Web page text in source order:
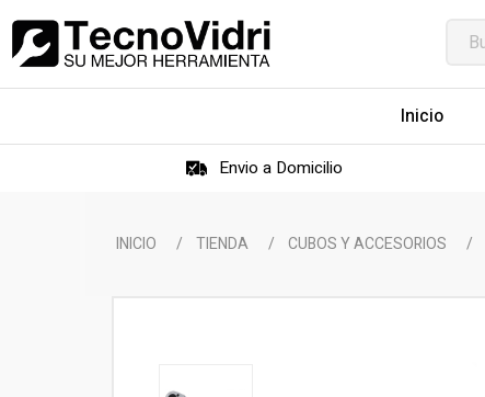
Inicio
Envio a Domicilio
INICIO / TIENDA / CUBOS Y ACCESORIOS /